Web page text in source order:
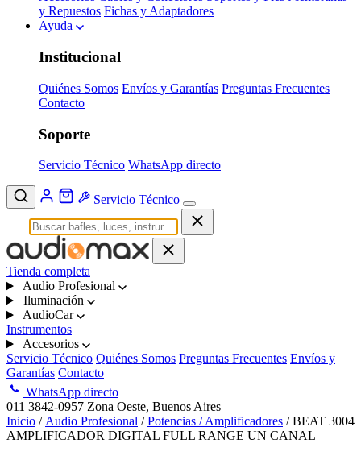
y Repuestos Fichas y Adaptadores
Ayuda
Institucional
Quiénes Somos Envíos y Garantías Preguntas Frecuentes
Contacto
Soporte
Servicio Técnico WhatsApp directo
Servicio Técnico
Tienda completa
Audio Profesional
Iluminación
AudioCar
Instrumentos
Accesorios
Servicio Técnico Quiénes Somos Preguntas Frecuentes Envíos y
Garantías Contacto
WhatsApp directo
011 3842-0957 Zona Oeste, Buenos Aires
Inicio / Audio Profesional /Potencias / Amplificadores / BEAT 3004
AMPLIFICADOR DIGITAL FULL RANGE UN CANAL